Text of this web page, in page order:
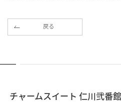
戻る
チャームスイート 仁川弐番